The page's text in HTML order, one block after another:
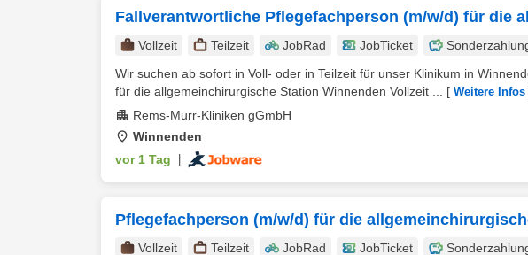
Fallverantwortliche Pflegefachperson (m/w/d) für die
Vollzeit Teilzeit JobRad JobTicket
Wir suchen ab sofort in Voll- oder in Teilzeit für unser Klinikum in
für die allgemeinchirurgische Station Winnenden Vollzeit ...
[ Weitere Infos
Rems-Murr-Kliniken gGmbH
Winnenden
vor 1 Tag
Pflegefachperson (m/w/d) für die
Vollzeit Teilzeit JobRad JobTicket